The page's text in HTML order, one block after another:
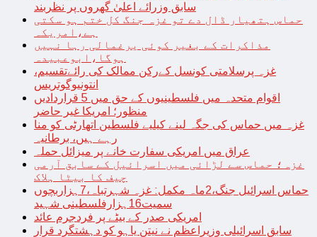
سابق وزرائے اعلیٰ گھروں پر نظربند
حماس ہتھیار ڈال دے تو غزہ جنگ کل ختم ہو سکتی
ہے،امریکہ
مذاکرات کے بغیر کوئی یرغمالی رہا نہیں
ہوگا،ابوعبیدہ
غزہ پرسلامتی کونسل کےرکن ممالک کی رائےتقسیم،
انتونیوگوتریس
اقوام متحدہ میں فلسطینیوں کے حق میں 5 قراردادیں
منظور؛ امریکا غیر حاضر
غزہ میں حماس کی جگہ لینے کیلیے فلسطین اتھارٹی کو منا
رہے ہیں، برطانیہ
عراق میں امریکی سفارت خانے پر میزائل حملہ
غزہ؛ حماس سے لڑائی میں اسرائیل کے سابق آرمی
چیف کا بیٹا ہلاک
حماس اسرائیل جنگ،2ماہ مکمل: غزہ شہرتباہ،7ہزاربچوں
سمیت16ہزارفلسطینی شہید
امریکی صدر کے بیٹے پر فردجرم عائد
سابق اسرائیلی وزیراعظم نے نیتن یاہو کو دہشتگرد قرار